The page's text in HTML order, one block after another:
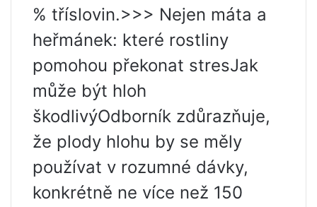
% tříslovin.>>> Nejen máta a
heřmánek: které rostliny
pomohou překonat stresJak
může být hloh
škodlivýOdborník zdůrazňuje,
že plody hlohu by se měly
používat v rozumné dávky,
konkrétně ne více než 150